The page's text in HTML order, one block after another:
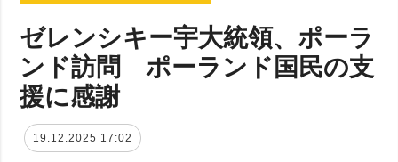
ゼレンシキー宇大統領、ポーラ
ンド訪問 ポーランド国民の支
援に感謝
19.12.2025 17:02